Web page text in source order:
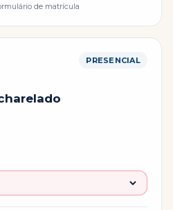
de matrícula
PRESENCIAL